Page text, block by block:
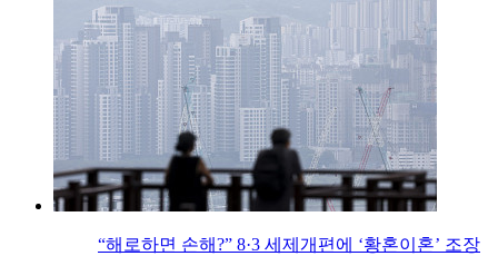
“해로하면 손해?” 8·3 세제개편에 ‘황혼이혼’ 조장